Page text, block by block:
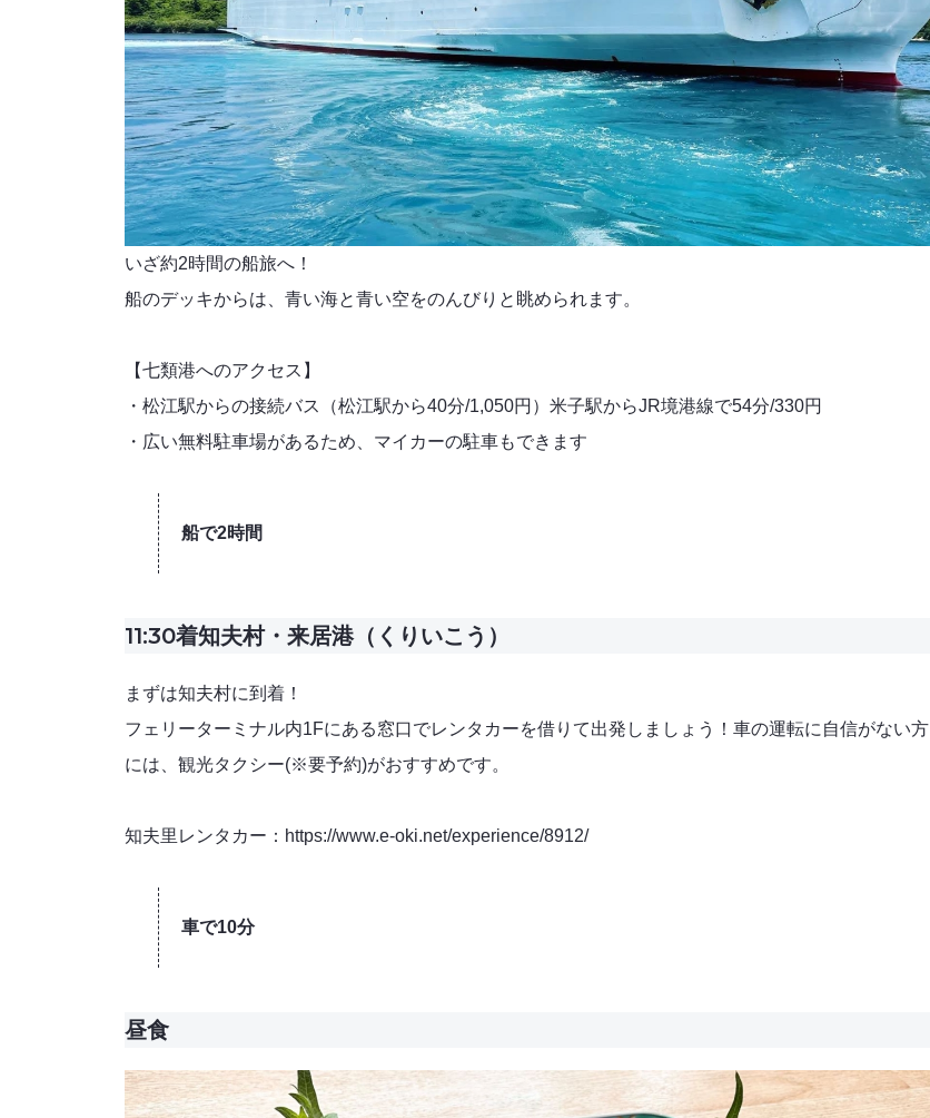
いざ約2時間の船旅へ！
船のデッキからは、青い海と青い空をのんびりと眺められます。
【七類港へのアクセス】
・松江駅からの接続バス（松江駅から40分/1,050円）米子駅からJR境港線で54分/330円
・広い無料駐車場があるため、マイカーの駐車もできます
船で2時間
11:30着知夫村・来居港（くりいこう）
まずは知夫村に到着！
フェリーターミナル内1Fにある窓口でレンタカーを借りて出発しましょう！車の運転に自信がない方
には、観光タクシー(※要予約)がおすすめです。
知夫里レンタカー：https://www.e-oki.net/experience/8912/
車で10分
昼食